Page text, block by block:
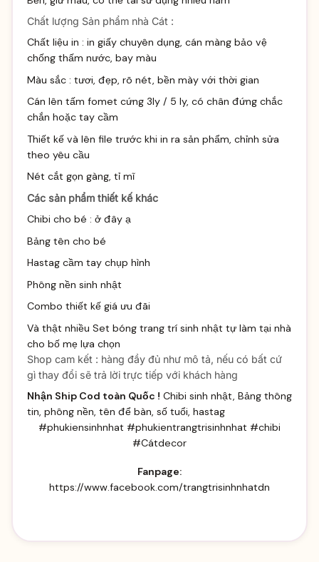
Chất lượng Sản phẩm nhà Cát :
Chất liệu in : in giấy chuyên dụng, cán màng bảo vệ
chống thấm nước, bay màu
Màu sắc : tươi, đẹp, rõ nét, bền mày với thời gian
Cán lên tấm fomet cứng 3ly / 5 ly, có chân đứng chắc
chắn hoặc tay cầm
Thiết kế và lên file trước khi in ra sản phẩm, chỉnh sửa
theo yêu cầu
Nét cắt gọn gàng, tỉ mĩ
Các sản phẩm thiết kế khác
Chibi cho bé : ở đây ạ
Bảng tên cho bé
Hastag cầm tay chụp hình
Phông nền sinh nhật
Combo thiết kế giá ưu đãi
Và thật nhiều Set bóng trang trí sinh nhật tự làm tại nhà
cho bố mẹ lựa chọn
Shop cam kết : hàng đầy đủ như mô tả, nếu có bất cứ
gì thay đổi sẽ trả lời trực tiếp với khách hàng
Nhận Ship Cod toàn Quốc ! Chibi sinh nhật, Bảng thông
tin, phông nền, tên để bàn, số tuổi, hastag
#phukiensinhnhat #phukientrangtrisinhnhat #chibi
#Cátdecor
Fanpage:
https://www.facebook.com/trangtrisinhnhatdn